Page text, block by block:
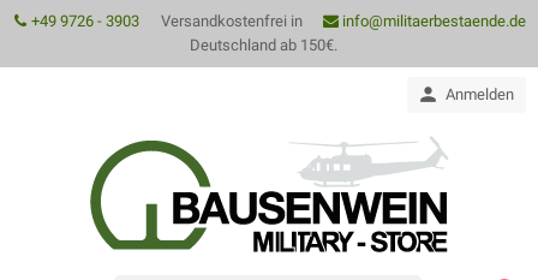
+49 9726 - 3903 info@militaerbestaende.de
Versandkostenfrei in
Deutschland ab 150€.
 Anmelden